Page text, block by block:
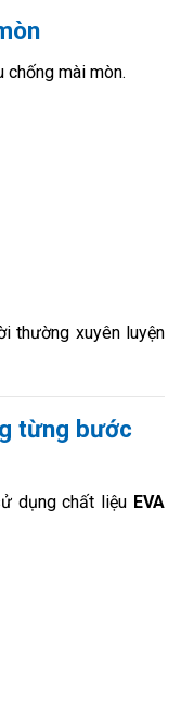
mài mòn.
thường xuyên luyện
từng bước
dụng chất liệu EVA